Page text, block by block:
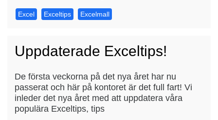
Excel Exceltips Excelmall
Uppdaterade Exceltips!
De första veckorna på det nya året har nu
passerat och här på kontoret är det full fart! Vi
inleder det nya året med att uppdatera våra
populära Exceltips, tips